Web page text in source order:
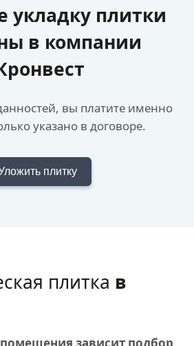
укладку плитки
в компании
вы платите именно
указано в договоре.
плитку
плитка в